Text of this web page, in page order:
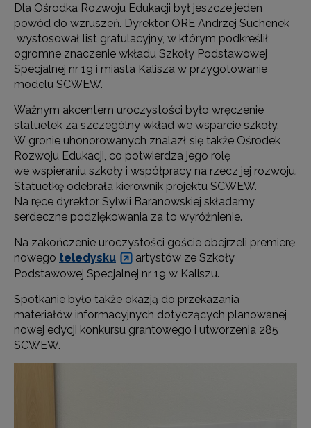
Dla Ośrodka Rozwoju Edukacji był jeszcze jeden
powód do wzruszeń. Dyrektor ORE Andrzej Suchenek
wystosował list gratulacyjny, w którym podkreślił
ogromne znaczenie wkładu Szkoły Podstawowej
Specjalnej nr 19 i miasta Kalisza w przygotowanie
modelu SCWEW.
Ważnym akcentem uroczystości było wręczenie
statuetek za szczególny wkład we wsparcie szkoły.
W gronie uhonorowanych znalazł się także Ośrodek
Rozwoju Edukacji, co potwierdza jego rolę
we wspieraniu szkoły i współpracy na rzecz jej rozwoju.
Statuetkę odebrała kierownik projektu SCWEW.
Na ręce dyrektor Sylwii Baranowskiej składamy
serdeczne podziękowania za to wyróżnienie.
Na zakończenie uroczystości goście obejrzeli premierę
nowego teledysku
artystów ze Szkoły
Podstawowej Specjalnej nr 19 w Kaliszu.
Spotkanie było także okazją do przekazania
materiałów informacyjnych dotyczących planowanej
nowej edycji konkursu grantowego i utworzenia 285
SCWEW.